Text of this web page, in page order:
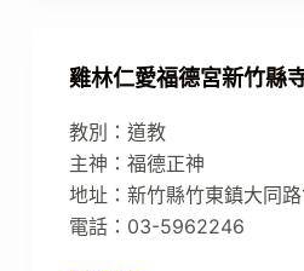
雞林仁愛福德宮新竹縣
教別：道教
主神：福德正神
地址：新竹縣竹東鎮大同
電話：03-5962246